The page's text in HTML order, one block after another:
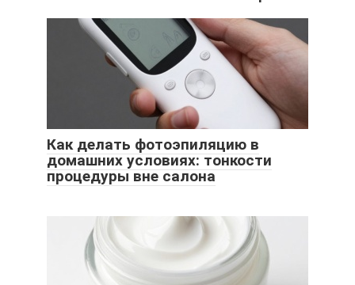
Как делать фотоэпиляцию в
домашних условиях: тонкости
процедуры вне салона